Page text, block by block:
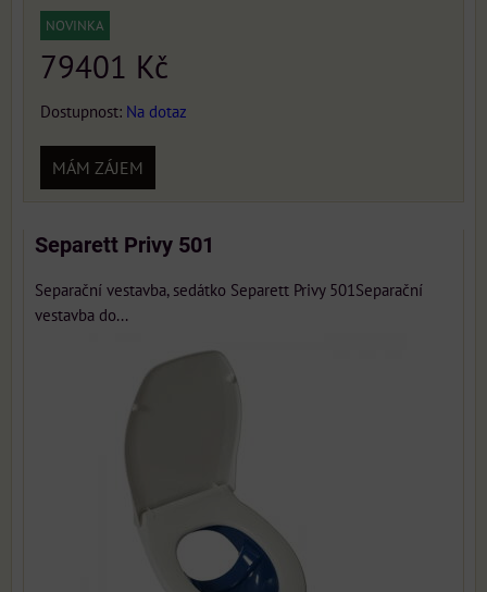
NOVINKA
79401 Kč
Dostupnost: Na dotaz
MÁM ZÁJEM
Separett Privy 501
Separační vestavba, sedátko Separett Privy 501Separační
vestavba do...